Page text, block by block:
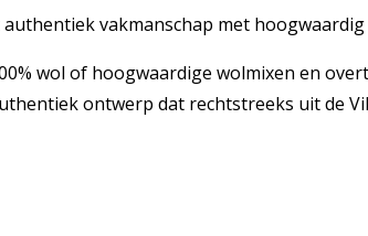
vakmanschap met hoogwaardig
wol of hoogwaardige wolmixen en
ontwerp dat rechtstreeks uit de